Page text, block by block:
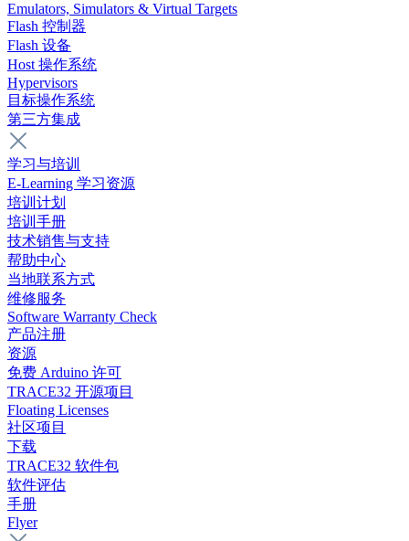
Emulators, Simulators & Virtual Targets
Flash 控制器
Flash 设备
Host 操作系统
Hypervisors
目标操作系统
第三方集成
学习与培训
E-Learning 学习资源
培训计划
培训手册
技术销售与支持
帮助中心
当地联系方式
维修服务
Software Warranty Check
产品注册
资源
免费 Arduino 许可
TRACE32 开源项目
Floating Licenses
社区项目
下载
TRACE32 软件包
软件评估
手册
Flyer